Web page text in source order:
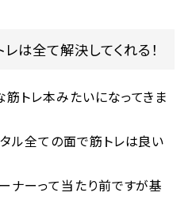
は全て解決してくれる！
トレ本みたいになってきま
ル全ての面で筋トレは良い
ナーって当たり前ですが基